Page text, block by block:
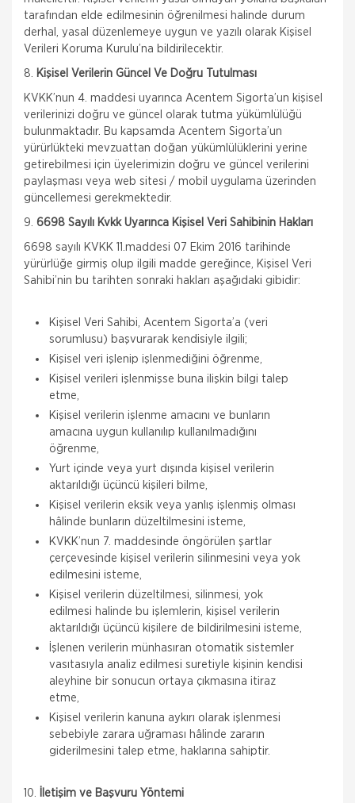
tarafından elde edilmesinin öğrenilmesi halinde durum
derhal, yasal düzenlemeye uygun ve yazılı olarak Kişisel
Verileri Koruma Kurulu’na bildirilecektir.
8. Kişisel Verilerin Güncel Ve Doğru Tutulması
KVKK’nun 4. maddesi uyarınca Acentem Sigorta’un kişisel
verilerinizi doğru ve güncel olarak tutma yükümlülüğü
bulunmaktadır. Bu kapsamda Acentem Sigorta’un
yürürlükteki mevzuattan doğan yükümlülüklerini yerine
getirebilmesi için üyelerimizin doğru ve güncel verilerini
paylaşması veya web sitesi / mobil uygulama üzerinden
güncellemesi gerekmektedir.
9. 6698 Sayılı Kvkk Uyarınca Kişisel Veri Sahibinin Hakları
6698 sayılı KVKK 11.maddesi 07 Ekim 2016 tarihinde
yürürlüğe girmiş olup ilgili madde gereğince, Kişisel Veri
Sahibi’nin bu tarihten sonraki hakları aşağıdaki gibidir:
Kişisel Veri Sahibi, Acentem Sigorta’a (veri
sorumlusu) başvurarak kendisiyle ilgili;
Kişisel veri işlenip işlenmediğini öğrenme,
Kişisel verileri işlenmişse buna ilişkin bilgi talep
etme,
Kişisel verilerin işlenme amacını ve bunların
amacına uygun kullanılıp kullanılmadığını
öğrenme,
Yurt içinde veya yurt dışında kişisel verilerin
aktarıldığı üçüncü kişileri bilme,
Kişisel verilerin eksik veya yanlış işlenmiş olması
hâlinde bunların düzeltilmesini isteme,
KVKK’nun 7. maddesinde öngörülen şartlar
çerçevesinde kişisel verilerin silinmesini veya yok
edilmesini isteme,
Kişisel verilerin düzeltilmesi, silinmesi, yok
edilmesi halinde bu işlemlerin, kişisel verilerin
aktarıldığı üçüncü kişilere de bildirilmesini isteme,
İşlenen verilerin münhasıran otomatik sistemler
vasıtasıyla analiz edilmesi suretiyle kişinin kendisi
aleyhine bir sonucun ortaya çıkmasına itiraz
etme,
Kişisel verilerin kanuna aykırı olarak işlenmesi
sebebiyle zarara uğraması hâlinde zararın
giderilmesini talep etme, haklarına sahiptir.
10. İletişim ve Başvuru Yöntemi